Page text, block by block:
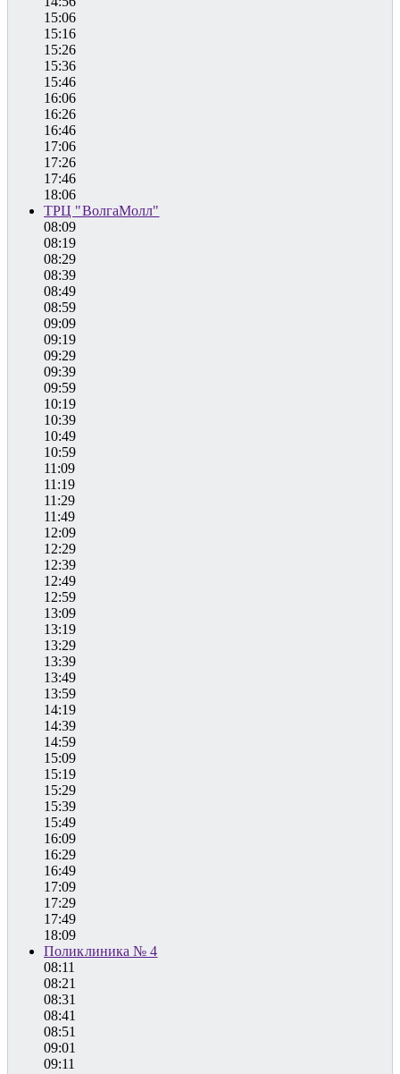
15:06
15:16
15:26
15:36
15:46
16:06
16:26
16:46
17:06
17:26
17:46
18:06
ТРЦ "ВолгаМолл"
08:09
08:19
08:29
08:39
08:49
08:59
09:09
09:19
09:29
09:39
09:59
10:19
10:39
10:49
10:59
11:09
11:19
11:29
11:49
12:09
12:29
12:39
12:49
12:59
13:09
13:19
13:29
13:39
13:49
13:59
14:19
14:39
14:59
15:09
15:19
15:29
15:39
15:49
16:09
16:29
16:49
17:09
17:29
17:49
18:09
Поликлиника № 4
08:11
08:21
08:31
08:41
08:51
09:01
09:11